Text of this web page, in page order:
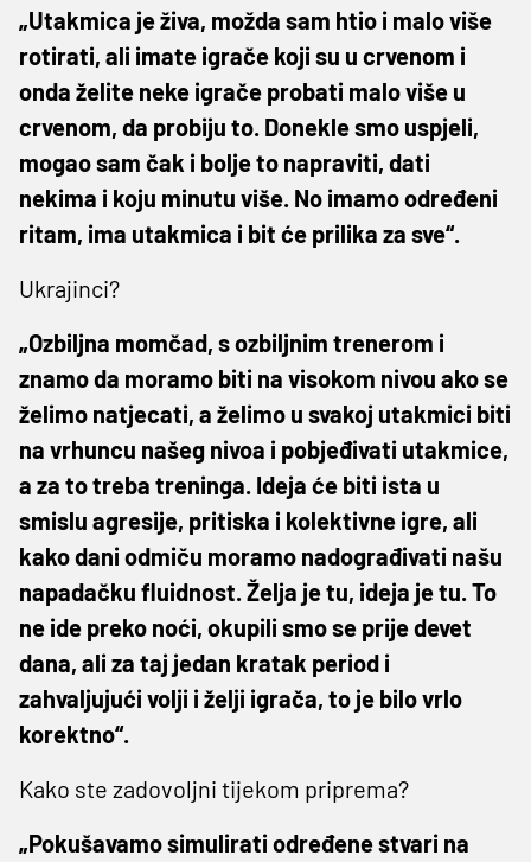
„Utakmica je živa, možda sam htio i malo više
rotirati, ali imate igrače koji su u crvenom i
onda želite neke igrače probati malo više u
crvenom, da probiju to. Donekle smo uspjeli,
mogao sam čak i bolje to napraviti, dati
nekima i koju minutu više. No imamo određeni
ritam, ima utakmica i bit će prilika za sve“.
Ukrajinci?
„Ozbiljna momčad, s ozbiljnim trenerom i
znamo da moramo biti na visokom nivou ako se
želimo natjecati, a želimo u svakoj utakmici biti
na vrhuncu našeg nivoa i pobjeđivati utakmice,
a za to treba treninga. Ideja će biti ista u
smislu agresije, pritiska i kolektivne igre, ali
kako dani odmiču moramo nadograđivati našu
napadačku fluidnost. Želja je tu, ideja je tu. To
ne ide preko noći, okupili smo se prije devet
dana, ali za taj jedan kratak period i
zahvaljujući volji i želji igrača, to je bilo vrlo
korektno“.
Kako ste zadovoljni tijekom priprema?
„Pokušavamo simulirati određene stvari na